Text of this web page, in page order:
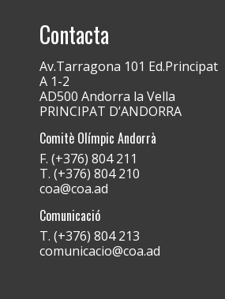
Contacta
Av.Tarragona 101 Ed.Principat
A 1-2
AD500 Andorra la Vella
PRINCIPAT D’ANDORRA
Comitè Olímpic Andorrà
F. (+376) 804 211
T. (+376) 804 210
coa@coa.ad
Comunicació
T. (+376) 804 213
comunicacio@coa.ad